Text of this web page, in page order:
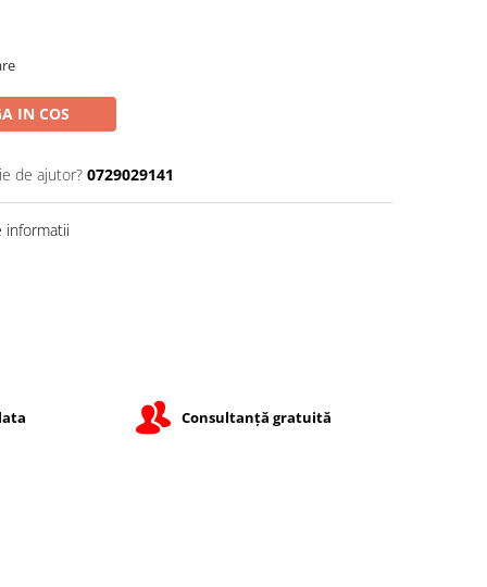
IN COS
de ajutor? 0729029141
informatii
Consultanță gratuită